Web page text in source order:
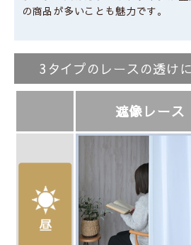
の商品が多いことも魅力です。
3タイプのレースの透け
遮像レース